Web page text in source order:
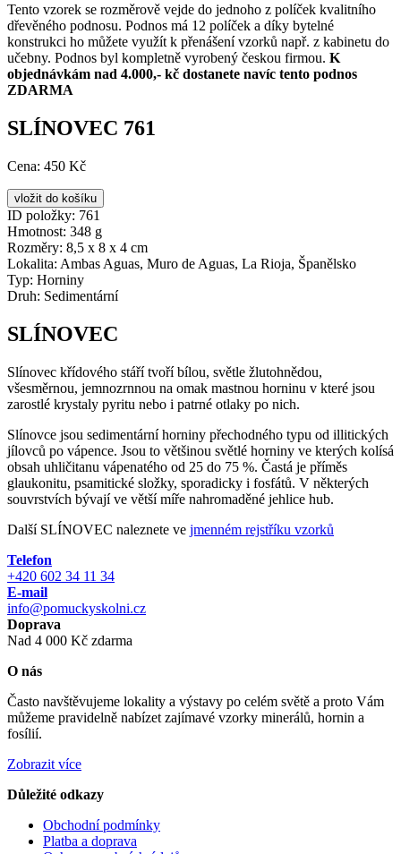
Tento vzorek se rozměrově vejde do jednoho z políček kvalitního
dřevěného podnosu. Podnos má 12 políček a díky bytelné
konstrukci ho můžete využít k přenášení vzorků např. z kabinetu do
učebny. Podnos byl kompletně vyrobený českou firmou. K
objednávkám nad 4.000,- kč dostanete navíc tento podnos
ZDARMA
SLÍNOVEC 761
Cena: 450 Kč
ID položky: 761
Hmotnost: 348 g
Rozměry: 8,5 x 8 x 4 cm
Lokalita: Ambas Aguas, Muro de Aguas, La Rioja, Španělsko
Typ: Horniny
Druh: Sedimentární
SLÍNOVEC
Slínovec křídového stáří tvoří bílou, světle žlutohnědou,
všesměrnou, jemnozrnnou na omak mastnou horninu v které jsou
zarostlé krystaly pyritu nebo i patrné otlaky po nich.
Slínovce jsou sedimentární horniny přechodného typu od illitických
jílovců po vápence. Jsou to většinou světlé horniny ve kterých kolísá
obsah uhličitanu vápenatého od 25 do 75 %. Častá je příměs
glaukonitu, psamitické složky, sporadicky i fosfátů. V některých
souvrstvích bývají ve větší míře nahromaděné jehlice hub.
Další SLÍNOVEC naleznete ve jmenném rejstříku vzorků
Telefon
+420 602 34 11 34
E-mail
info@pomuckyskolni.cz
Doprava
Nad 4 000 Kč zdarma
O nás
Často navštěvujeme lokality a výstavy po celém světě a proto Vám
můžeme pravidelně nabízet zajímavé vzorky minerálů, hornin a
fosílií.
Zobrazit více
Důležité odkazy
Obchodní podmínky
Platba a doprava